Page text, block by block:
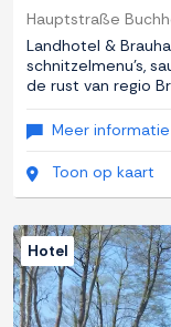
Hauptstraße
Landhotel &
schnitzelmenu's,
de rust van regio
Meer informatie
Toon op kaart
Hotel